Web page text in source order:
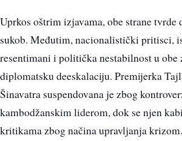
Uprkos oštrim izjavama, obe strane tvrde
sukob. Međutim, nacionalistički pritisci,
resentimani i politička nestabilnost u obe
diplomatsku deeskalaciju. Premijerka
Šinavatra suspendovana je zbog
kambodžanskim liderom, dok se njen
kritikama zbog načina upravljanja krizom.